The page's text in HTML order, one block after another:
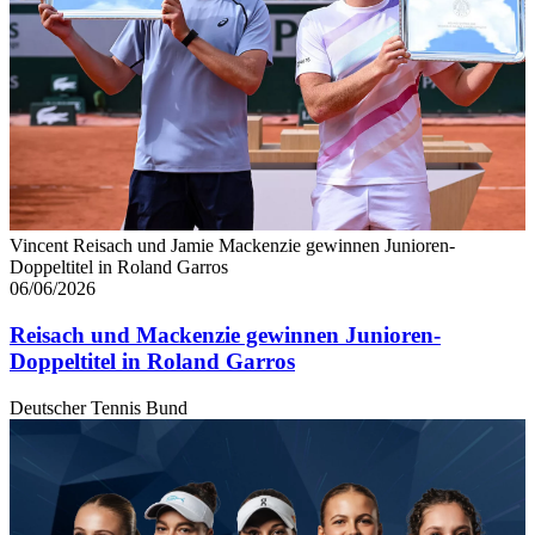
Vincent Reisach und Jamie Mackenzie gewinnen Junioren-
Doppeltitel in Roland Garros
06/06/2026
Reisach und Mackenzie gewinnen Junioren-
Doppeltitel in Roland Garros
Deutscher Tennis Bund